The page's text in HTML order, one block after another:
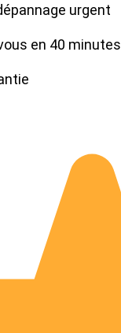
urgent
en 40 minutes